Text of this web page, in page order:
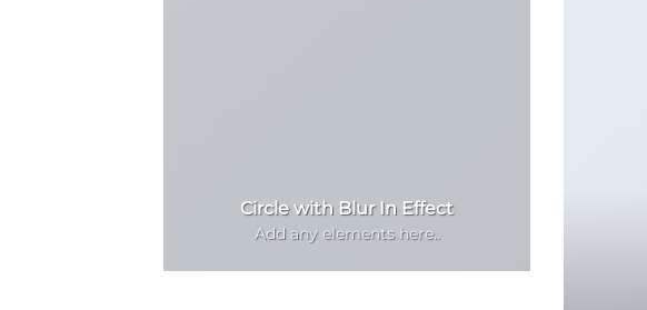
Circle with Blur In Effect
Add any elements here..